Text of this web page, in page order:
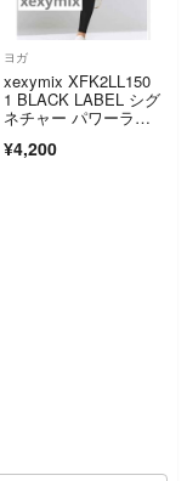
ヨガ
xexymix XFK2LL150
1 BLACK LABEL シグ
ネチャー パワーライ
り レギンス
¥4,200